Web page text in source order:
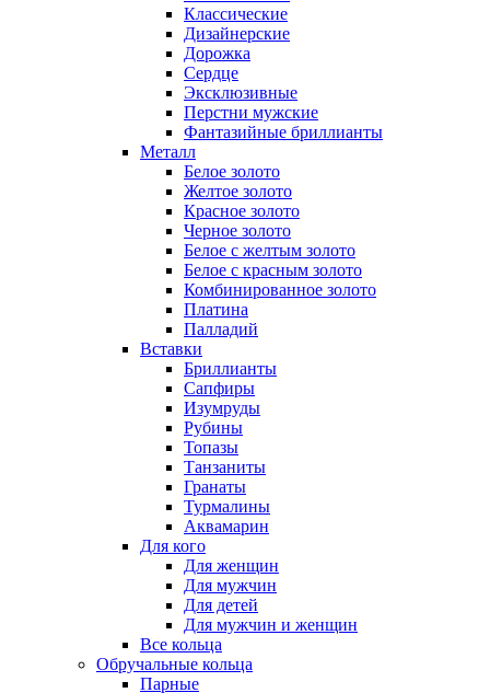
Классические
Дизайнерские
Дорожка
Сердце
Эксклюзивные
Перстни мужские
Фантазийные бриллианты
Металл
Белое золото
Желтое золото
Красное золото
Черное золото
Белое с желтым золото
Белое с красным золото
Комбинированное золото
Платина
Палладий
Вставки
Бриллианты
Сапфиры
Изумруды
Рубины
Топазы
Танзаниты
Гранаты
Турмалины
Аквамарин
Для кого
Для женщин
Для мужчин
Для детей
Для мужчин и женщин
Все кольца
Обручальные кольца
Парные